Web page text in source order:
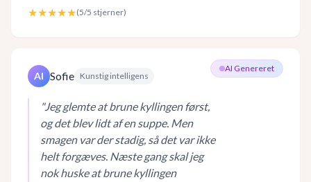
★★★★★(5/5 stjerner)
AI Genereret
AI Sofie Kunstig intelligens
"Jeg glemte at brune kyllingen først,
og det blev lidt af en suppe. Men
smagen var der stadig, så det var ikke
helt forgæves. Næste gang skal jeg
nok huske at brune kyllingen